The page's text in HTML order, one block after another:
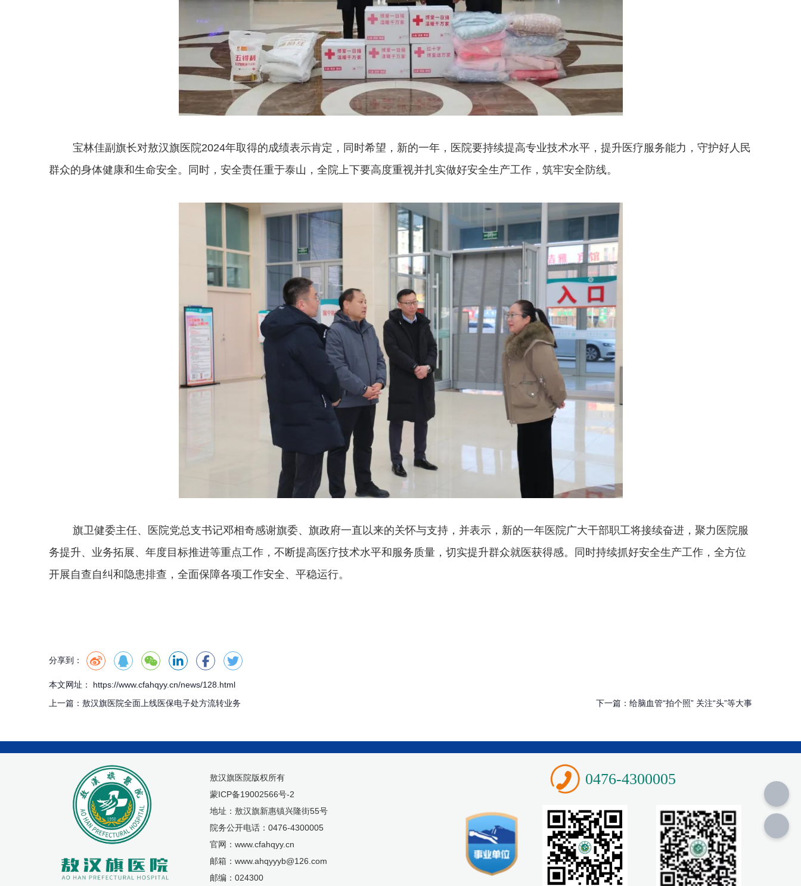
宝林佳副旗长对敖汉旗医院2024年取得的成绩表示肯定，同时希望，新的一年，医院要持续提高专业技术水平，提升医疗服务能力，守护好人民
群众的身体健康和生命安全。同时，安全责任重于泰山，全院上下要高度重视并扎实做好安全生产工作，筑牢安全防线。
旗卫健委主任、医院党总支书记邓相奇感谢旗委、旗政府一直以来的关怀与支持，并表示，新的一年医院广大干部职工将接续奋进，聚力医院服
务提升、业务拓展、年度目标推进等重点工作，不断提高医疗技术水平和服务质量，切实提升群众就医获得感。同时持续抓好安全生产工作，全方位
开展自查自纠和隐患排查，全面保障各项工作安全、平稳运行。
分享到：
本文网址： https://www.cfahqyy.cn/news/128.html
上一篇： 敖汉旗医院全面上线医保电子处方流转业务 下一篇： 给脑血管“拍个照” 关注“头”等大事
敖汉旗医院版权所有
蒙ICP备19002566号-2
地址：敖汉旗新惠镇兴隆街55号
院务公开电话：0476-4300005
官网：www.cfahqyy.cn
邮箱：www.ahqyyyb@126.com
邮编：024300
0476-4300005